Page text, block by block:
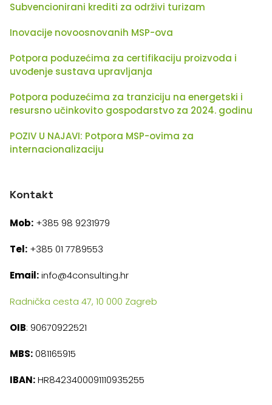
Subvencionirani krediti za održivi turizam
Inovacije novoosnovanih MSP-ova
Potpora poduzećima za certifikaciju proizvoda i
uvođenje sustava upravljanja
Potpora poduzećima za tranziciju na energetski i
resursno učinkovito gospodarstvo za 2024. godinu
POZIV U NAJAVI: Potpora MSP-ovima za
internacionalizaciju
Kontakt
Mob: +385 98 9231979
Tel: +385 01 7789553
Email:info@4consulting.hr
Radnička cesta 47, 10 000 Zagreb
OIB: 90670922521
MBS:081165915
IBAN:HR8423400091110935255